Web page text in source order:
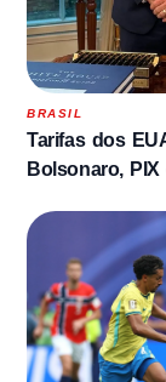
BRASIL
Tarifas dos
Bolsonaro,